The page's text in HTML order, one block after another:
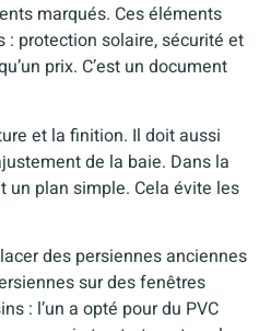
marqués. Ces éléments
protection solaire, sécurité et
prix. C’est un document
et la finition. Il doit aussi
de la baie. Dans la
un plan simple. Cela évite les
des persiennes anciennes
sur des fenêtres
: l’un a opté pour du PVC